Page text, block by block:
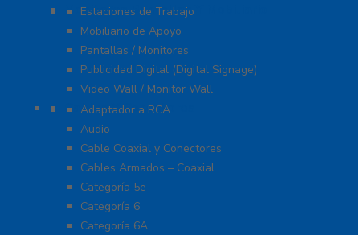
Monitores Pantallas Y Mobiliario
Estaciones de Trabajo
Mobiliario de Apoyo
Pantallas / Monitores
Publicidad Digital (Digital Signage)
Video Wall / Monitor Wall
Cables Y Conectores
Adaptador a RCA
Audio
Cable Coaxial y Conectores
Cables Armados – Coaxial
Categoría 5e
Categoría 6
Categoría 6A